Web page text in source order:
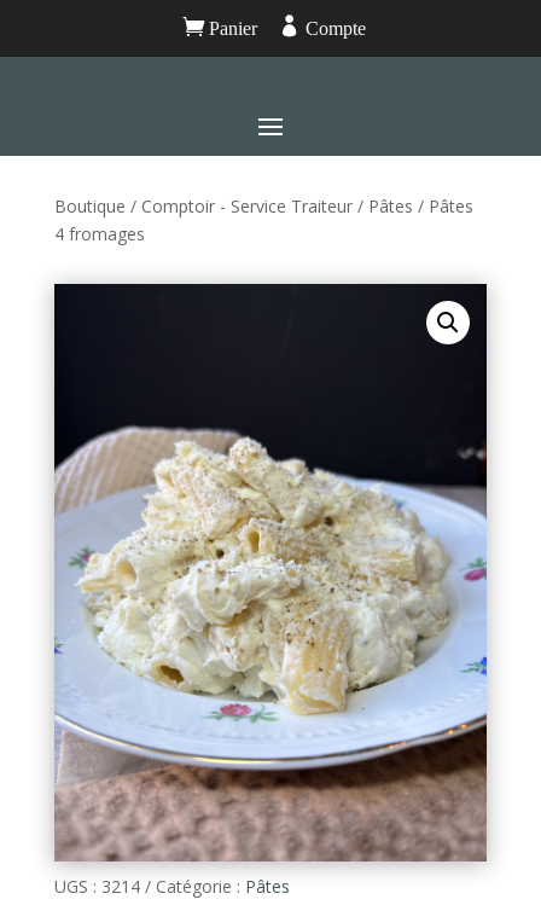
Panier  Compte
Boutique / Comptoir - Service Traiteur/ Pâtes / Pâtes
4 fromages
UGS : 3214 Catégorie : Pâtes